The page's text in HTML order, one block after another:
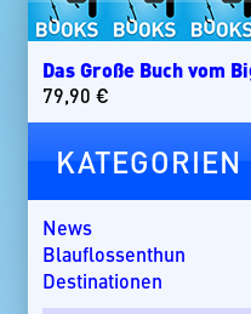
Das Große Buch vom
79,90 €
KATEGORIEN
News
Blauflossenthun
Destinationen